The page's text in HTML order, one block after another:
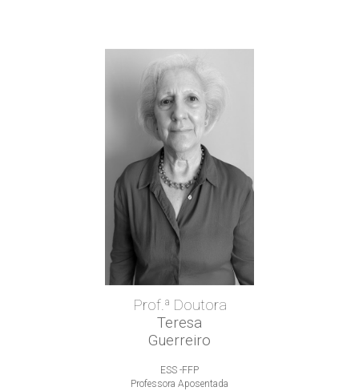
Prof.ª Doutora
Teresa
Guerreiro
ESS -FFP
Professora Aposentada